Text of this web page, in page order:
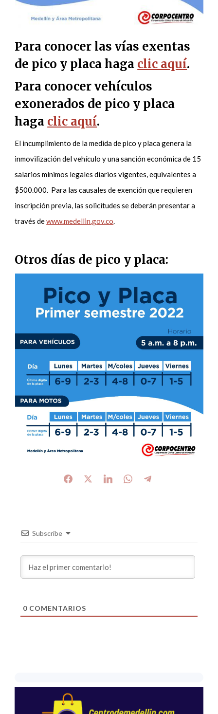
Para conocer las vías exentas
de pico y placa haga clic aquí.
Para conocer vehículos
exonerados de pico y placa
haga clic aquí.
El incumplimiento de la medida de pico y placa genera la
inmovilización del vehículo y una sanción económica de 15
salarios mínimos legales diarios vigentes, equivalentes a
$500.000. Para las causales de exención que requieren
inscripción previa, las solicitudes se deberán presentar a
través dewww.medellin.gov.co.
Otros días de pico y placa:
Subscribe
0COMENTARIOS